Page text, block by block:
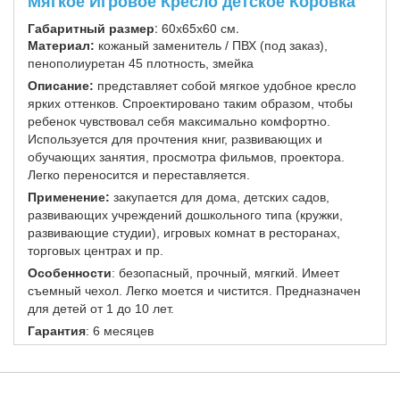
Габаритный размер: 60х65х60 см.
Материал: кожаный заменитель / ПВХ (под заказ),
пенополиуретан 45 плотность, змейка
Описание: представляет собой мягкое удобное кресло
ярких оттенков. Спроектировано таким образом, чтобы
ребенок чувствовал себя максимально комфортно.
Используется для прочтения книг, развивающих и
обучающих занятия, просмотра фильмов, проектора.
Легко переносится и переставляется.
Применение: закупается для дома, детских садов,
развивающих учреждений дошкольного типа (кружки,
развивающие студии), игровых комнат в ресторанах,
торговых центрах и пр.
Особенности: безопасный, прочный, мягкий. Имеет
съемный чехол. Легко моется и чистится. Предназначен
для детей от 1 до 10 лет.
Гарантия: 6 месяцев